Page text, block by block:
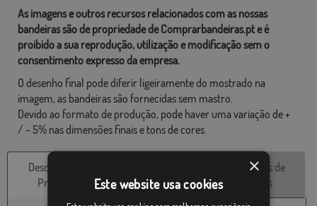
As imagens e outros recursos relacionados com as nossas
bandeiras são de propriedade de Comprarbandeiras.pt e é
proibido a sua reprodução, utilização e modificação sem o
consentimento expresso da empresa.
O desenho final pode diferir ligeiramente do mostrado na
imagem, as bandeiras são fornecidas sem mastro.
Devido ao formato de produção, pode haver uma variação de +
/ - 5% nas dimensões finais e tons de cores.
Descrição do
Produto
técnicas
Avaliações de
clientes
×
Este website usa cookies